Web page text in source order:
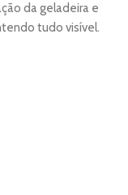
da geladeira e
tudo visível.